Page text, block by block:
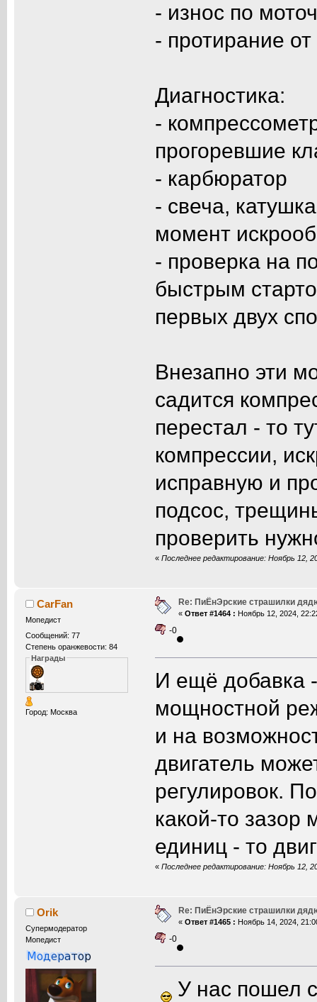
- износ по
- протирание
Диагностика:
-
прогоревшие
- карбюратор
- свеча,
момент
- проверка на
быстрым
первых двух
Внезапно эти
садится
перестал - то
компрессии,
исправную и
подсос,
проверить
«Последнее редактирование: Ноябрь 12,
CarFan
Мопедист
Сообщений: 77
Степень оранжевости: 84
Награды
Город: Москва
Re: ПиЁнЭрские страшилки
« Ответ #1464 : Ноябрь 12, 2024,
-0
И ещё добавка
мощностной
и на
двигатель
регулировок.
какой-то
единиц - то
«Последнее редактирование: Ноябрь 12,
Orik
Супермодератор
Мопедист
Re: ПиЁнЭрские страшилки
« Ответ #1465 : Ноябрь 14, 2024,
-0
У нас пошел